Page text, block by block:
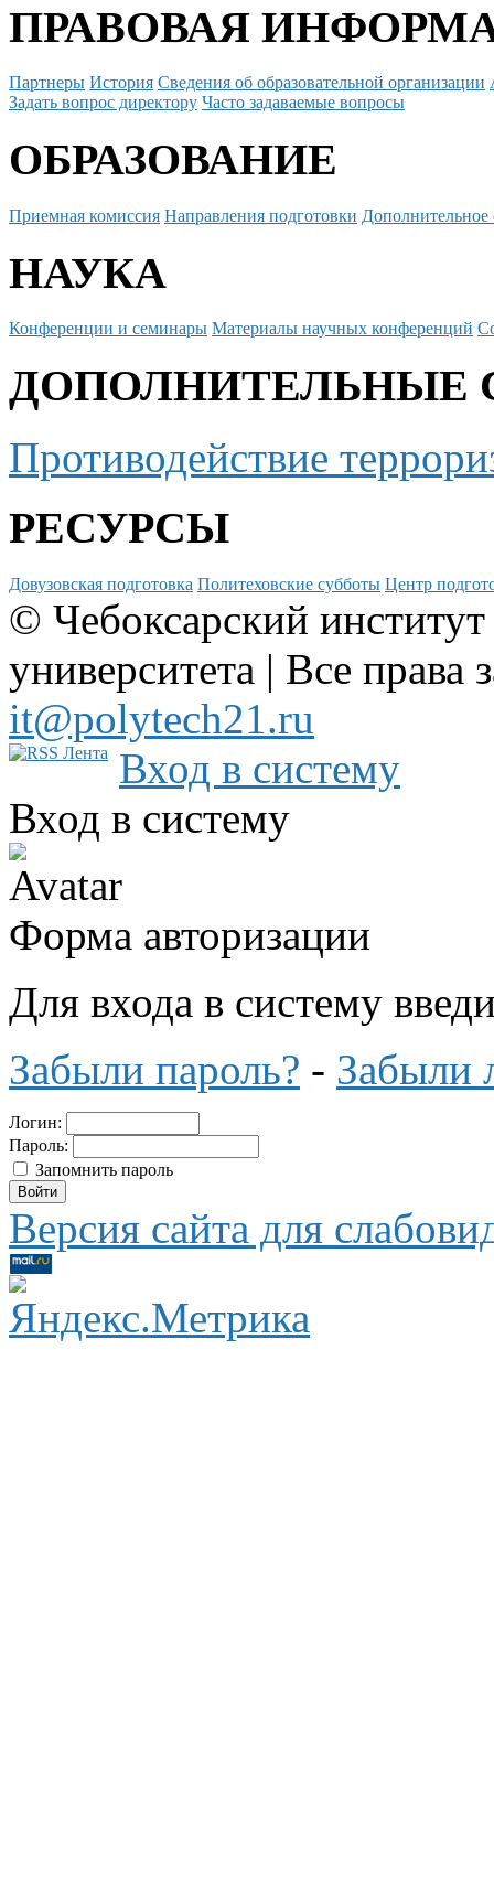
ПРАВОВАЯ
Партнеры История Сведения об образовательной организации
Задать вопрос директору Часто задаваемые вопросы
ОБРАЗОВАНИЕ
Приемная комиссия Направления подготовки Дополнительное
НАУКА
Конференции и семинары Материалы научных конференций
ДОПОЛНИТЕЛЬНЫЕ
Противодействие
РЕСУРСЫ
Довузовская подготовка Политеховские субботы Центр
© Чебоксарский
университета | Все
it@polytech21.ru
Вход в систему
Вход в систему
Форма авторизации
Для входа в систему
Забыли пароль? - Забыли
Логин:
Пароль:
Запомнить пароль
Версия сайта для